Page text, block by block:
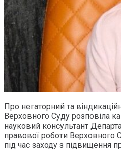
Про негаторний та
Верховного Суду розповіла
науковий консультант
правової роботи Верховного
під час заходу з підвищення